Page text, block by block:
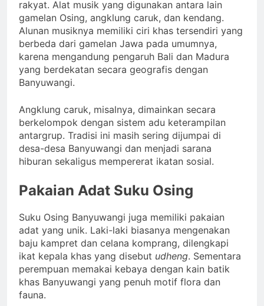
rakyat. Alat musik yang digunakan antara lain
gamelan Osing, angklung caruk, dan kendang.
Alunan musiknya memiliki ciri khas tersendiri yang
berbeda dari gamelan Jawa pada umumnya,
karena mengandung pengaruh Bali dan Madura
yang berdekatan secara geografis dengan
Banyuwangi.
Angklung caruk, misalnya, dimainkan secara
berkelompok dengan sistem adu keterampilan
antargrup. Tradisi ini masih sering dijumpai di
desa-desa Banyuwangi dan menjadi sarana
hiburan sekaligus mempererat ikatan sosial.
Pakaian Adat Suku Osing
Suku Osing Banyuwangi juga memiliki pakaian
adat yang unik. Laki-laki biasanya mengenakan
baju kampret dan celana komprang, dilengkapi
ikat kepala khas yang disebut udheng. Sementara
perempuan memakai kebaya dengan kain batik
khas Banyuwangi yang penuh motif flora dan
fauna.